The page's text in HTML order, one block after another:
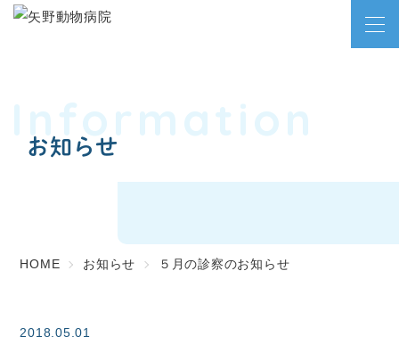
お知らせ
Information
HOME お知らせ ５月の診察のお知らせ
2018.05.01